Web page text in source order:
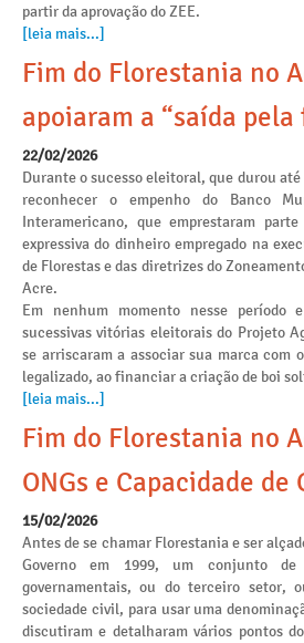
partir da aprovação do ZEE.
[leia mais...]
Fim do Florestania no
apoiaram a “saída pela
22/02/2026
Durante o sucesso eleitoral, que durou
reconhecer o empenho do Banco
Interamericano, que emprestaram
expressiva do dinheiro empregado na
de Florestas e das diretrizes do
Acre.
Em nenhum momento nesse período
sucessivas vitórias eleitorais do Projeto
se arriscaram a associar sua marca com
legalizado, ao financiar a criação de boi
[leia mais...]
Fim do Florestania no
ONGs e Capacidade
15/02/2026
Antes de se chamar Florestania e ser
Governo em 1999, um conjunto de
governamentais, ou do terceiro setor,
sociedade civil, para usar uma
discutiram e detalharam vários pontos